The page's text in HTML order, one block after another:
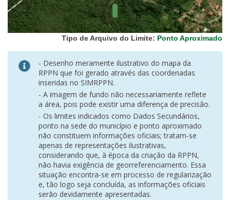
Relevo
(IBGE)
Tipo de Arquivo do Limite: Ponto Aproximado
- Desenho meramente ilustrativo do mapa da
RPPN que foi gerado através das coordenadas
inseridas no SIMRPPN.
- A imagem de fundo não necessariamente reflete
a área, pois pode existir uma diferença de precisão.
- Os limites indicados como Dados Secundários,
ponto na sede do município e ponto aproximado
não constituem informações oficiais; tratam-se
apenas de representações ilustrativas,
considerando que, à época da criação da RPPN,
não havia exigência de georreferenciamento. Essa
situação encontra-se em processo de regularização
e, tão logo seja concluída, as informações oficiais
serão devidamente apresentadas.